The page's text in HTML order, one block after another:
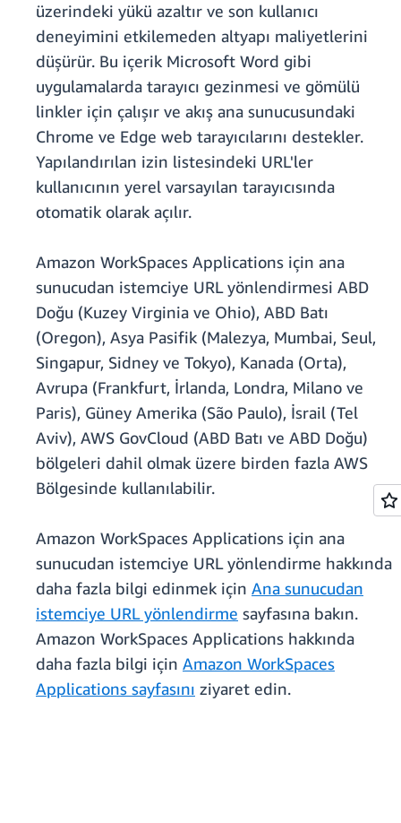
üzerindeki yükü azaltır ve son kullanıcı
deneyimini etkilemeden altyapı maliyetlerini
düşürür. Bu içerik Microsoft Word gibi
uygulamalarda tarayıcı gezinmesi ve gömülü
linkler için çalışır ve akış ana sunucusundaki
Chrome ve Edge web tarayıcılarını destekler.
Yapılandırılan izin listesindeki URL'ler
kullanıcının yerel varsayılan tarayıcısında
otomatik olarak açılır.
Amazon WorkSpaces Applications için ana
sunucudan istemciye URL yönlendirmesi ABD
Doğu (Kuzey Virginia ve Ohio), ABD Batı
(Oregon), Asya Pasifik (Malezya, Mumbai, Seul,
Singapur, Sidney ve Tokyo), Kanada (Orta),
Avrupa (Frankfurt, İrlanda, Londra, Milano ve
Paris), Güney Amerika (São Paulo), İsrail (Tel
Aviv), AWS GovCloud (ABD Batı ve ABD Doğu)
bölgeleri dahil olmak üzere birden fazla AWS
Bölgesinde kullanılabilir.
Amazon WorkSpaces Applications için ana
sunucudan istemciye URL yönlendirme hakkında
daha fazla bilgi edinmek için Ana sunucudan
istemciye URL yönlendirme sayfasına bakın.
Amazon WorkSpaces Applications hakkında
daha fazla bilgi için Amazon WorkSpaces
Applications sayfasını ziyaret edin.